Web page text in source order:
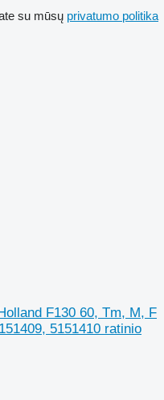
su mūsų privatumo politika
F130 60, Tm, M, F
5151410 ratinio